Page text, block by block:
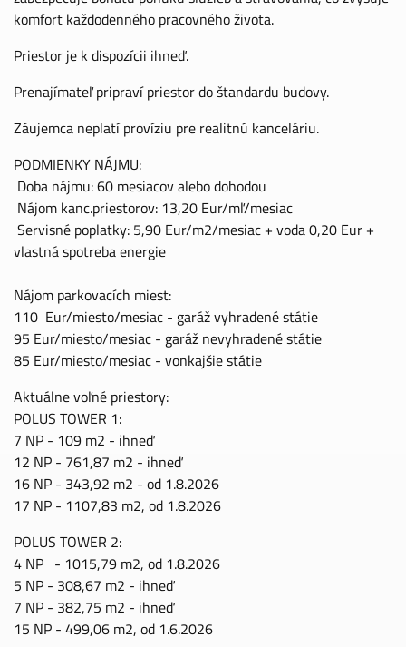
komfort každodenného pracovného života.
Priestor je k dispozícii ihneď.
Prenajímateľ pripraví priestor do štandardu budovy.
Záujemca neplatí províziu pre realitnú kanceláriu.
PODMIENKY NÁJMU:
Doba nájmu: 60 mesiacov alebo dohodou
Nájom kanc.priestorov: 13,20 Eur/mľ/mesiac
Servisné poplatky: 5,90 Eur/m2/mesiac + voda 0,20 Eur +
vlastná spotreba energie
Nájom parkovacích miest:
110 Eur/miesto/mesiac - garáž vyhradené státie
95 Eur/miesto/mesiac - garáž nevyhradené státie
85 Eur/miesto/mesiac - vonkajšie státie
Aktuálne voľné priestory:
POLUS TOWER 1:
7 NP - 109 m2 - ihneď
12 NP - 761,87 m2 - ihneď
16 NP - 343,92 m2 - od 1.8.2026
17 NP - 1107,83 m2, od 1.8.2026
POLUS TOWER 2:
4 NP - 1015,79 m2, od 1.8.2026
5 NP - 308,67 m2 - ihneď
7 NP - 382,75 m2 - ihneď
15 NP - 499,06 m2, od 1.6.2026